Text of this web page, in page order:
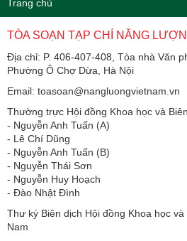
Trang chủ
TÒA SOẠN TẠP CHÍ NĂNG
Địa chỉ: P. 406-407-408, Tòa nhà Văn
Phường Ô Chợ Dừa, Hà Nội
Email: toasoan@nangluongvietnam.vn
Thường trực Hội đồng Khoa học và
​​​​​​- Nguyễn Anh Tuấn (A)
- Lê Chí Dũng
- Nguyễn Anh Tuấn (B)
- Nguyễn Thái Sơn
- Nguyễn Huy Hoạch
- Đào Nhật Đình
Thư ký Biên dịch Hội đồng Khoa học
Nam